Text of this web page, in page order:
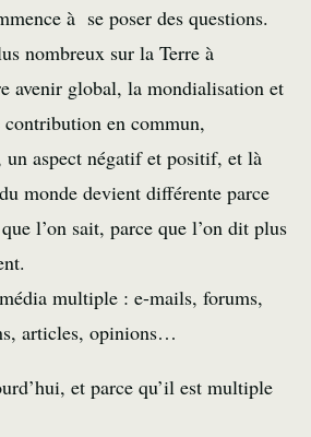
à se poser des questions.
nombreux sur la Terre à
avenir global, la mondialisation et
en commun,
un aspect négatif et positif, et là
monde devient différente parce
l’on sait, parce que l’on dit plus
multiple : e-mails, forums,
articles, opinions…
et parce qu’il est multiple